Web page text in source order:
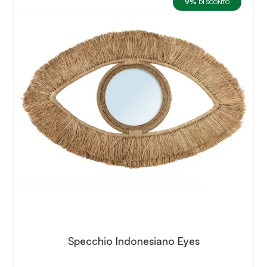
Specchio Indonesiano Eyes
DI SCONTO